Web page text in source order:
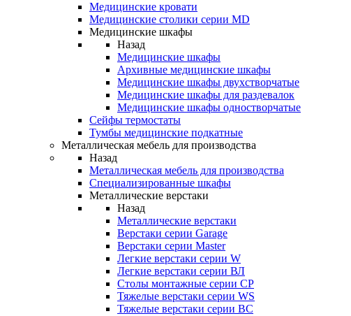
Медицинские кровати
Медицинские столики серии MD
Медицинские шкафы
Назад
Медицинские шкафы
Архивные медицинские шкафы
Медицинские шкафы двухстворчатые
Медицинские шкафы для раздевалок
Медицинские шкафы одностворчатые
Сейфы термостаты
Тумбы медицинские подкатные
Металлическая мебель для производства
Назад
Металлическая мебель для производства
Cпециализированные шкафы
Металлические верстаки
Назад
Металлические верстаки
Верстаки серии Garage
Верстаки серии Master
Легкие верстаки серии W
Легкие верстаки серии ВЛ
Столы монтажные серии СР
Тяжелые верстаки серии WS
Тяжелые верстаки серии ВС